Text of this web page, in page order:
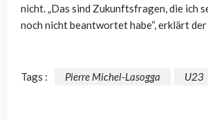
nicht. „Das sind Zukunftsfragen, die ich
noch nicht beantwortet habe“, erklärt
Tags : Pierre Michel-Lasogga U23